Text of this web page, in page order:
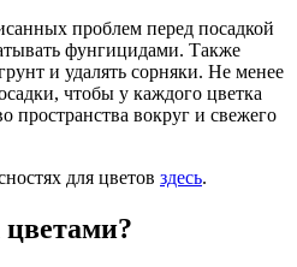
проблем перед посадкой
фунгицидами. Также
и удалять сорняки. Не менее
чтобы у каждого цветка
пространства вокруг и свежего
для цветов здесь.